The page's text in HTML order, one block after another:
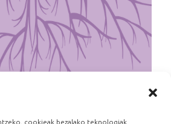
cookieak bezalako teknologiak